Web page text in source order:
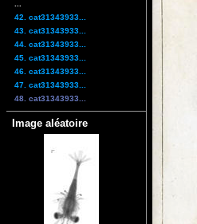
42. cat31343933...
43. cat31343933...
44. cat31343933...
45. cat31343933...
46. cat31343933...
47. cat31343933...
48. cat31343933...
Image aléatoire